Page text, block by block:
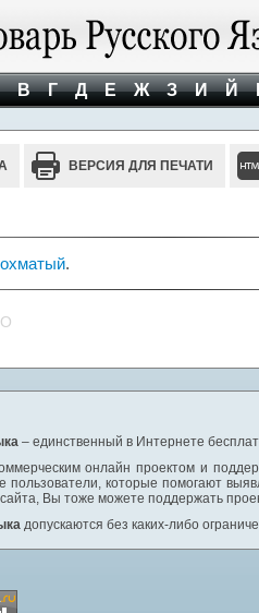
В Г Д Е Ж З И Й
ВЕРСИЯ ДЛЯ ПЕЧАТИ
.
– единственный в Интернете
онлайн проектом и
пользователи, которые помогают
Вы тоже можете поддержать
допускаются без каких-либо